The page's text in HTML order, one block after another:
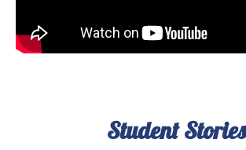
Student Stories